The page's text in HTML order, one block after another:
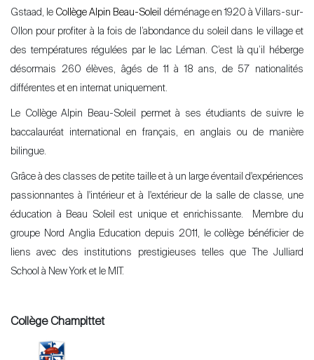
Gstaad, le Collège Alpin Beau-Soleil déménage en 1920 à Villars-sur-
Ollon pour profiter à la fois de l’abondance du soleil dans le village et
des températures régulées par le lac Léman. C’est là qu’il héberge
désormais 260 élèves, âgés de 11 à 18 ans, de 57 nationalités
différentes et en internat uniquement.
Le Collège Alpin Beau-Soleil permet à ses étudiants de suivre le
baccalauréat international en français, en anglais ou de manière
bilingue.
Grâce à des classes de petite taille et à un large éventail d'expériences
passionnantes à l'intérieur et à l'extérieur de la salle de classe, une
éducation à Beau Soleil est unique et enrichissante. Membre du
groupe Nord Anglia Education depuis 2011, le collège bénéficier de
liens avec des institutions prestigieuses telles que The Julliard
School à New York et le MIT.
Collège Champittet